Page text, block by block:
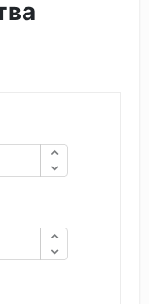
Jinan PDM